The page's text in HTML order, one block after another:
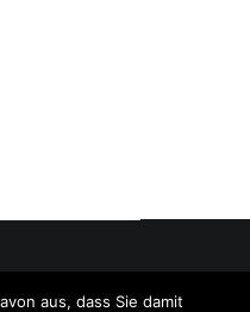
aus, dass Sie damit